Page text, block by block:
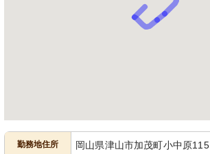
勤務地住所 岡山県津山市加茂町小中原115